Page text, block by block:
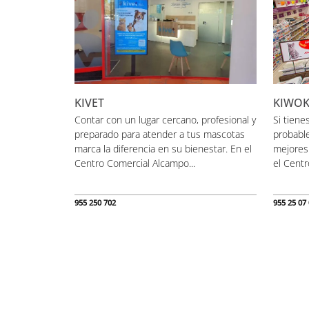
KIVET
Contar con un lugar cercano, profesional y
preparado para atender a tus mascotas
marca la diferencia en su bienestar. En el
Centro Comercial Alcampo...
955 250 702
Si
el
955 25 07